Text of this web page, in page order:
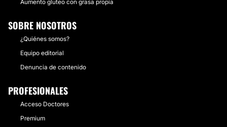
Aumento gluteo con grasa propia
SOBRE NOSOTROS
¿Quiénes somos?
Equipo editorial
Denuncia de contenido
PROFESIONALES
Acceso Doctores
Premium